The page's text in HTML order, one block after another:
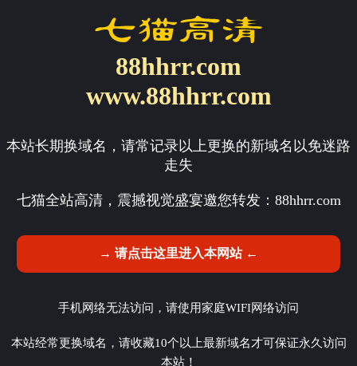
88hhrr.com
www.88hhrr.com
本站长期换域名，请常记录以上更换的新域名以免迷路
走失
七猫全站高清，震撼视觉盛宴邀您转发： 88hhrr.com
→ 请点击这里进入本网站 ←
手机网络无法访问，请使用家庭WIFI网络访问
本站经常更换域名，请收藏10个以上最新域名才可保证永久访问
本站！